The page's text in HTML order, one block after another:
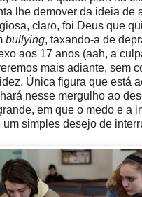
lhe demover da ideia de
claro, foi Deus que
bullying, taxando-a de
aos 17 anos (aah, a
mais adiante, sem
Única figura que está
nesse mergulho ao
em que o medo e a
um simples desejo de